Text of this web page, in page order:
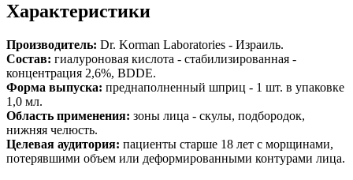
Характеристики
Производитель: Dr. Korman Laboratories - Израиль.
Состав: гиалуроновая кислота - стабилизированная -
концентрация 2,6%, BDDE.
Форма выпуска: преднаполненный шприц - 1 шт. в упаковке
1,0 мл.
Область применения: зоны лица - скулы, подбородок,
нижняя челюсть.
Целевая аудитория: пациенты старше 18 лет с морщинами,
потерявшими объем или деформированными контурами лица.